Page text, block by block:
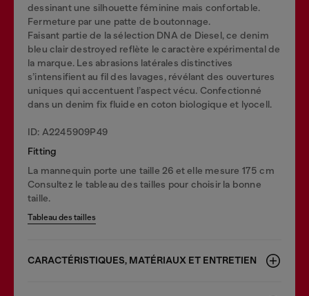
dessinant une silhouette féminine mais confortable.
Fermeture par une patte de boutonnage.
Faisant partie de la sélection DNA de Diesel, ce denim
bleu clair destroyed reflète le caractère expérimental de
la marque. Les abrasions latérales distinctives
s’intensifient au fil des lavages, révélant des ouvertures
uniques qui accentuent l’aspect vécu. Confectionné
dans un denim fix fluide en coton biologique et lyocell.
ID: A2245909P49
Fitting
La mannequin porte une taille 26 et elle mesure 175 cm
Consultez le tableau des tailles pour choisir la bonne
taille.
Tableau des tailles
CARACTÉRISTIQUES, MATÉRIAUX ET ENTRETIEN